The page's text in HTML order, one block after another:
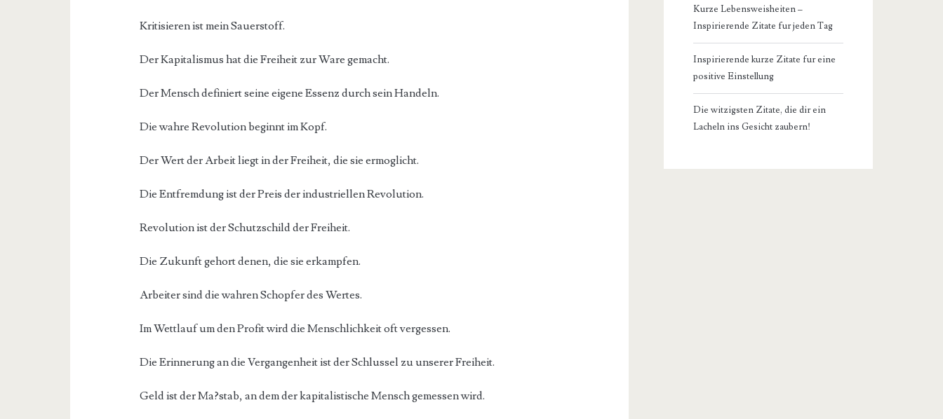
Kritisieren ist mein Sauerstoff.
Der Kapitalismus hat die Freiheit zur Ware gemacht.
Der Mensch definiert seine eigene Essenz durch sein Handeln.
Die wahre Revolution beginnt im Kopf.
Der Wert der Arbeit liegt in der Freiheit, die sie ermoglicht.
Die Entfremdung ist der Preis der industriellen Revolution.
Revolution ist der Schutzschild der Freiheit.
Die Zukunft gehort denen, die sie erkampfen.
Arbeiter sind die wahren Schopfer des Wertes.
Im Wettlauf um den Profit wird die Menschlichkeit oft vergessen.
Die Erinnerung an die Vergangenheit ist der Schlussel zu unserer Freiheit.
Geld ist der Ma?stab, an dem der kapitalistische Mensch gemessen wird.
Kurze Lebensweisheiten –
Inspirierende Zitate fur jeden Tag
Inspirierende kurze Zitate fur eine
positive Einstellung
Die witzigsten Zitate, die dir ein
Lacheln ins Gesicht zaubern!